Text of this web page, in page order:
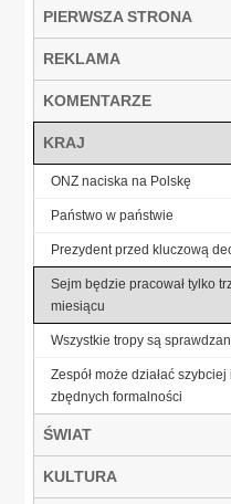
PIERWSZA STRONA
REKLAMA
KOMENTARZE
KRAJ
ONZ naciska na Polskę
Państwo w państwie
Prezydent przed kluczową
Sejm będzie pracował tylko
miesiącu
Wszystkie tropy są
Zespół może działać szybciej
zbędnych formalności
ŚWIAT
KULTURA